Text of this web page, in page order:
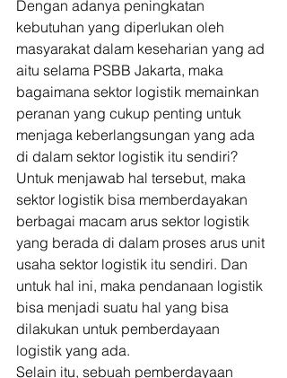
Dengan adanya peningkatan
kebutuhan yang diperlukan oleh
masyarakat dalam keseharian yang ad
aitu selama PSBB Jakarta, maka
bagaimana sektor logistik memainkan
peranan yang cukup penting untuk
menjaga keberlangsungan yang ada
di dalam sektor logistik itu sendiri?
Untuk menjawab hal tersebut, maka
sektor logistik bisa memberdayakan
berbagai macam arus sektor logistik
yang berada di dalam proses arus unit
usaha sektor logistik itu sendiri. Dan
untuk hal ini, maka pendanaan logistik
bisa menjadi suatu hal yang bisa
dilakukan untuk pemberdayaan
logistik yang ada.
Selain itu, sebuah pemberdayaan